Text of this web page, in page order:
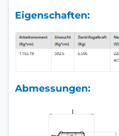
Eigenschaften:
Abmessungen: